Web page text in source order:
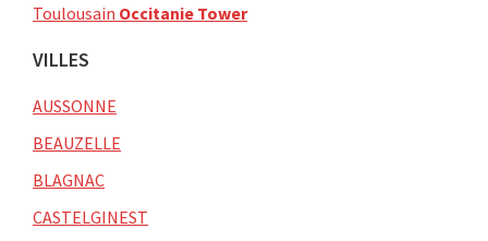
Toulousain Occitanie Tower
VILLES
AUSSONNE
BEAUZELLE
BLAGNAC
CASTELGINEST